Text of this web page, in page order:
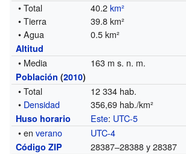
• Total 40.2km²
• Tierra
39.8 km²
• Agua
0.5 km²
Altitud
• Media 163 m s. n. m.
Población (2010)
• Total
12 334 hab.
• Densidad 356,69 hab./km²
Huso horario Este: UTC-5
• enverano UTC-4
Código ZIP 28387–28388 y 28387